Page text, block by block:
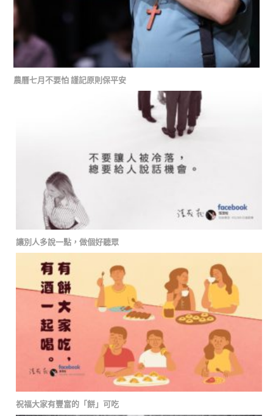
農曆七月不要怕 謹記原則保平安
讓別人多說一點，做個好聽眾
祝福大家有豐富的「餅」可吃